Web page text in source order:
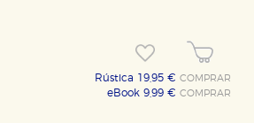
Rústica 19,95 €COMPRAR
eBook 9,99 €COMPRAR